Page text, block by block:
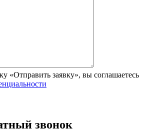
«Отправить заявку», вы соглашаетесь
звонок